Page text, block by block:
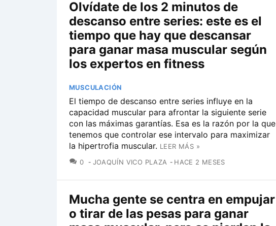
Olvídate de los 2 minutos de
descanso entre series: este es el
tiempo que hay que descansar
para ganar masa muscular según
los expertos en fitness
MUSCULACIÓN
El tiempo de descanso entre series influye en la
capacidad muscular para afrontar la siguiente serie
con las máximas garantías. Esa es la razón por la que
tenemos que controlar ese intervalo para maximizar
la hipertrofia muscular. LEER MÁS »
0 COMENTARIOS
JOAQUÍN VICO PLAZA HACE 2 MESES
Mucha gente se centra en empujar
o tirar de las pesas para ganar